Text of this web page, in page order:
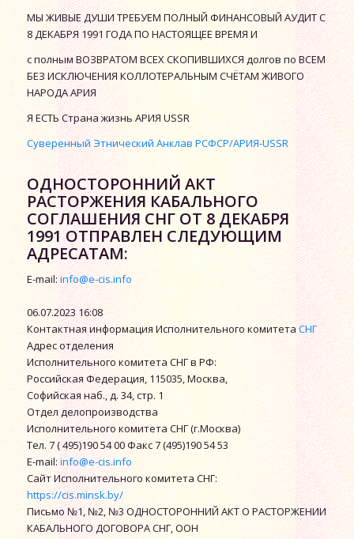
МЫ ЖИВЫЕ ДУШИ ТРЕБУЕМ ПОЛНЫЙ ФИНАНСОВЫЙ АУДИТ С
8 ДЕКАБРЯ 1991 ГОДА ПО НАСТОЯЩЕЕ ВРЕМЯ И
с полным ВОЗВРАТОМ ВСЕХ СКОПИВШИХСЯ долгов по ВСЕМ
БЕЗ ИСКЛЮЧЕНИЯ КОЛЛОТЕРАЛЬНЫМ СЧЁТАМ ЖИВОГО
НАРОДА АРИЯ
Я ЕСТЬ Страна жизнь АРИЯ USSR
Суверенный Этнический Анклав РСФСР/АРИЯ-USSR
ОДНОСТОРОННИЙ АКТ
РАСТОРЖЕНИЯ КАБАЛЬНОГО
СОГЛАШЕНИЯ СНГ ОТ 8 ДЕКАБРЯ
1991 ОТПРАВЛЕН СЛЕДУЮЩИМ
АДРЕСАТАМ:
E-mail:info@e-cis.info
06.07.2023 16:08
Контактная информация Исполнительного комитета СНГ
Адрес отделения
Исполнительного комитета СНГ в РФ:
Российская Федерация, 115035, Москва,
Софийская наб., д. 34, стр. 1
Отдел делопроизводства
Исполнительного комитета СНГ (г.Москва)
Тел. 7 ( 495)190 54 00 Факс 7 (495)190 54 53
E-mail: info@e-cis.info
Сайт Исполнительного комитета СНГ:
https://cis.minsk.by/
Письмо №1, №2, №3 ОДНОСТОРОННИЙ АКТ О РАСТОРЖЕНИИ
КАБАЛЬНОГО ДОГОВОРА СНГ, ООН